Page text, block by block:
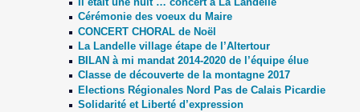
Cérémonie des voeux du Maire
CONCERT CHORAL de Noël
La Landelle village étape de l’Altertour
BILAN à mi mandat 2014-2020 de l’équipe élue
Classe de découverte de la montagne 2017
Elections Régionales Nord Pas de Calais Picardie
Solidarité et Liberté d’expression